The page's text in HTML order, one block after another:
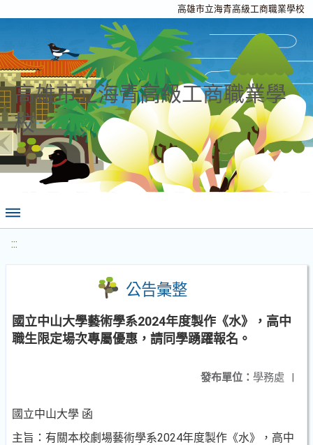
高雄市立海青高級工商職業學校
高雄市立海青高級工商職業學
校
:::
公告彙整
國立中山大學藝術學系2024年度製作《水》，高中
職生限定場次專屬優惠，請同學踴躍報名。
發布單位： 學務處 |
國立中山大學 函
主旨：有關本校劇場藝術學系2024年度製作《水》，高中